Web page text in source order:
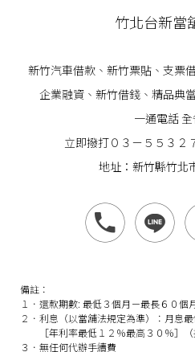
竹北台新當
新竹汽車借款 、 新竹票貼 、支票
企業融資 、 新竹借錢 、精品典
一通電話
立即撥打０３－５５３２
地址：新竹縣竹北
備註：
１．還款期數: 最低３個月－最長６０個
２．利息（以當舖法規定為準）：月息
［年利率最低１２％最高３０％］（
３．無任何代辦手續費